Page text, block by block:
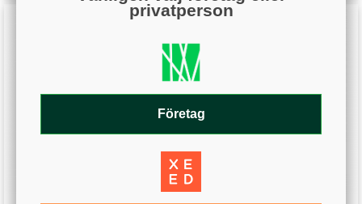
privatperson
Företag